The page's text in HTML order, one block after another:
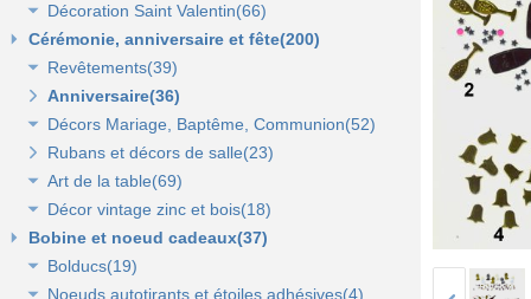
Eclairage électrique d'été(9)
Décor halloween(36)
Décoration vitrine d'hiver(7)
Décors d'hiver(35)
Décoration Saint Valentin(66)
Décoration vitrine de Saint Valentin(15)
Décors Saint Valentin(56)
Cérémonie, anniversaire et fête(200)
Revêtements(39)
Non tissé(19)
Pelouses et revêtements nature(6)
Tissus(13)
Anniversaire(36)
Décors Mariage, Baptême, Communion(52)
Accessoires de cérémonie(14)
Sacs dragées, photophores et chandeliers(10)
Tulles et noeuds de mariage(16)
Rubans et décors de salle(23)
Art de la table(69)
Fleurs et déco de table(37)
Nappes et chemins de table(15)
Serviettes et vaisselle jetables(17)
Décor vintage zinc et bois(18)
Accessoires zinc, bois et métal(16)
Mobilier déco(4)
Bobine et noeud cadeaux(37)
Bolducs(19)
Bolducs 7 et 10 mm(7)
Noeuds autotirants et étoiles adhésives(4)